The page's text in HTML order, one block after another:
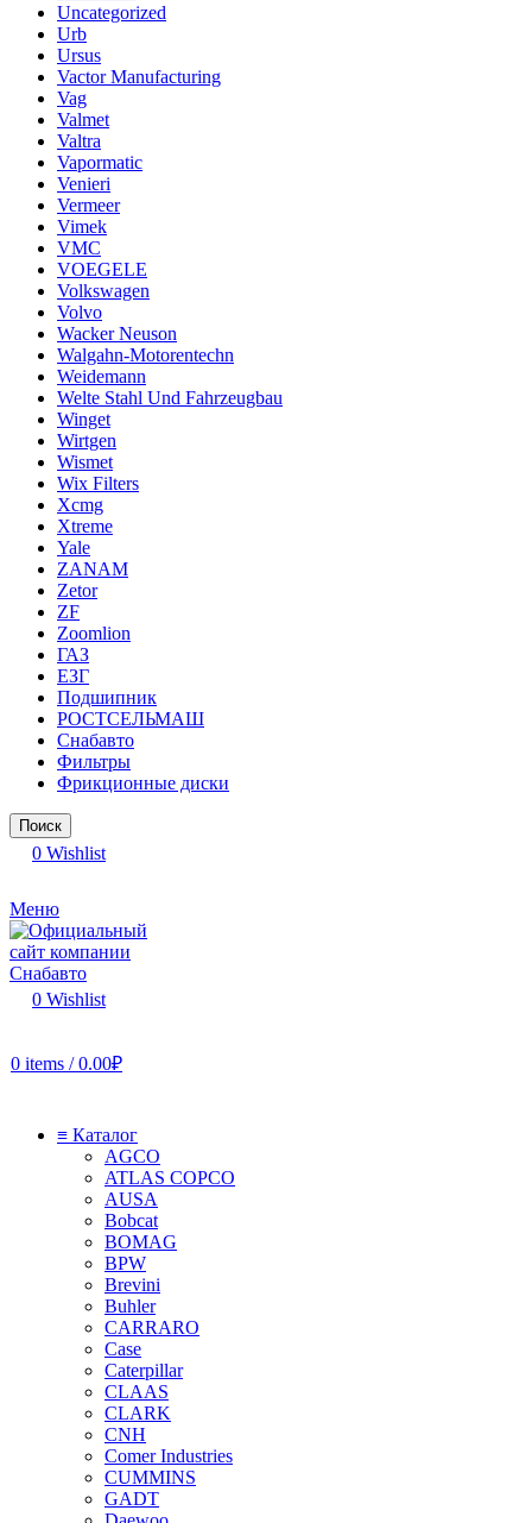
Uncategorized
Urb
Ursus
Vactor Manufacturing
Vag
Valmet
Valtra
Vapormatic
Venieri
Vermeer
Vimek
VMC
VOEGELE
Volkswagen
Volvo
Wacker Neuson
Walgahn-Motorentechn
Weidemann
Welte Stahl Und Fahrzeugbau
Winget
Wirtgen
Wismet
Wix Filters
Xcmg
Xtreme
Yale
ZANAM
Zetor
ZF
Zoomlion
ГАЗ
ЕЗГ
Подшипник
РОСТСЕЛЬМАШ
Снабавто
Фильтры
Фрикционные диски
Поиск
0 Wishlist
Меню
0 Wishlist
0 items / 0.00₽
≡ Каталог
AGCO
ATLAS COPCO
AUSA
Bobcat
BOMAG
BPW
Brevini
Buhler
CARRARO
Case
Caterpillar
CLAAS
CLARK
CNH
Comer Industries
CUMMINS
GADT